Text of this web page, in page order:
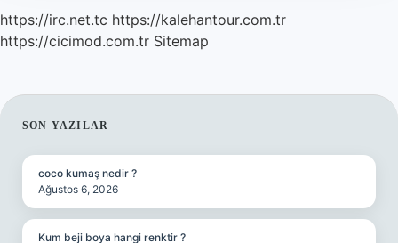
https://irc.net.tc https://kalehantour.com.tr
https://cicimod.com.tr Sitemap
SIDEBAR
SON YAZILAR
coco kumaş nedir ?
Ağustos 6, 2026
Kum beji boya hangi renktir ?